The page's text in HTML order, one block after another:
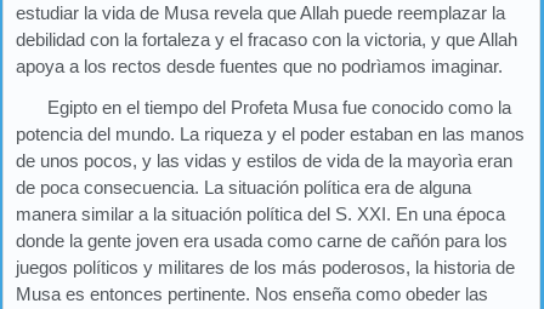
estudiar la vida de Musa revela que Allah puede reemplazar la
debilidad con la fortaleza y el fracaso con la victoria, y que Allah
apoya a los rectos desde fuentes que no podrìamos imaginar.
Egipto en el tiempo del Profeta Musa fue conocido como la
potencia del mundo. La riqueza y el poder estaban en las manos
de unos pocos, y las vidas y estilos de vida de la mayorìa eran
de poca consecuencia. La situación política era de alguna
manera similar a la situación política del S. XXI. En una época
donde la gente joven era usada como carne de cañón para los
juegos políticos y militares de los más poderosos, la historia de
Musa es entonces pertinente. Nos enseña como obeder las